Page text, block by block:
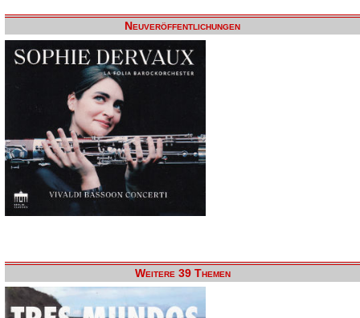
Neuveröffentlichungen
Weitere 39 Themen